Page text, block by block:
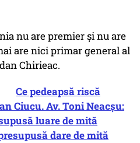
nu are premier și nu are
are nici primar general al
Chirieac.
- Ce pedeapsă riscă
Ciucu. Av. Toni Neacșu:
luare de mită
dare de mită